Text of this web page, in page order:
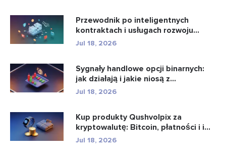
Przewodnik po inteligentnych
kontraktach i usługach rozwoju
intel...
Jul 18, 2026
Sygnały handlowe opcji binarnych:
jak działają i jakie niosą z...
Jul 18, 2026
Kup produkty Qushvolpix za
kryptowalutę: Bitcoin, płatności i i...
Jul 18, 2026